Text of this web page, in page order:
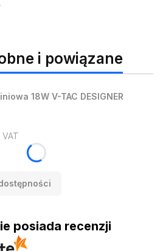
i powiązane
18W V-TAC DESIGNER
VAT
posiada recenzji